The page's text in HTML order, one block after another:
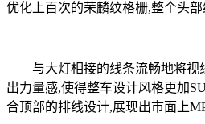
优化上百次的荣麟纹格栅,整个头
与大灯相接的线条流畅地将视线
出力量感,使得整车设计风格更加
合顶部的排线设计,展现出市面上